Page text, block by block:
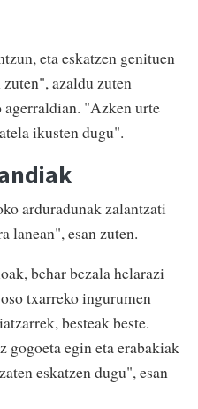
eta eskatzen genituen
azaldu zuten
agerraldian. "Azken urte
ikusten dugu".
arduradunak zalantzati
lanean", esan zuten.
behar bezala helarazi
txarreko ingurumen
besteak beste.
gogoeta egin eta erabakiak
eskatzen dugu", esan